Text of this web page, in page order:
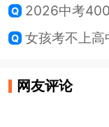
2026中考
女孩考不上高
网友评论